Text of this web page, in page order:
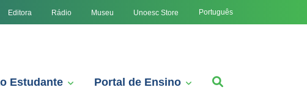
Editora Rádio Museu Unoesc Store Português
Estudante Portal de Ensino